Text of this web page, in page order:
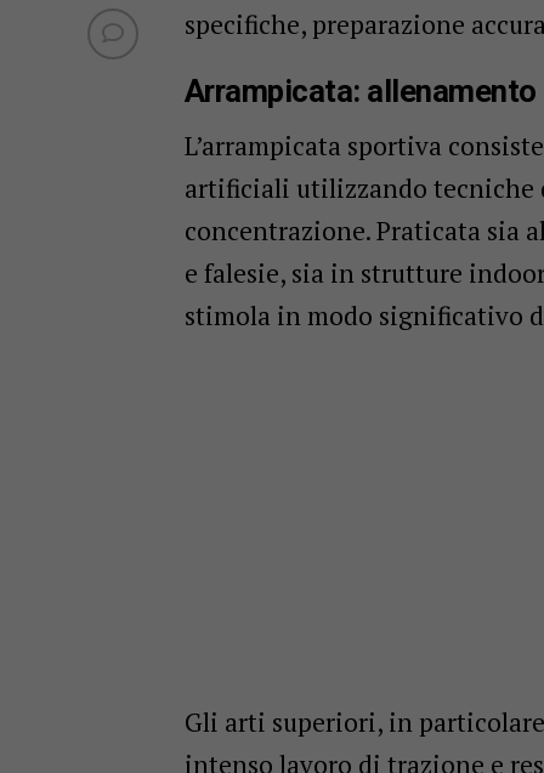
specifiche, preparazione
Arrampicata:
L’arrampicata sportiva
artificiali utilizzando tecniche
concentrazione. Praticata sia
e falesie, sia in strutture
stimola in modo significativo
Gli arti superiori, in
intenso lavoro di trazione e